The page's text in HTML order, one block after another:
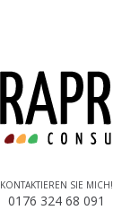
KONTAKTIEREN SIE MICH!
0176 324 68 091